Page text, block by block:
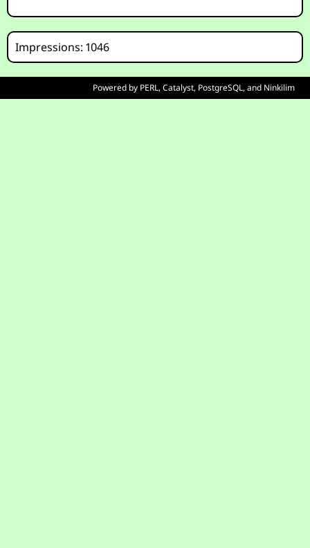
Impressions: 1046
Powered by PERL,Catalyst, PostgreSQL, and Ninkilim